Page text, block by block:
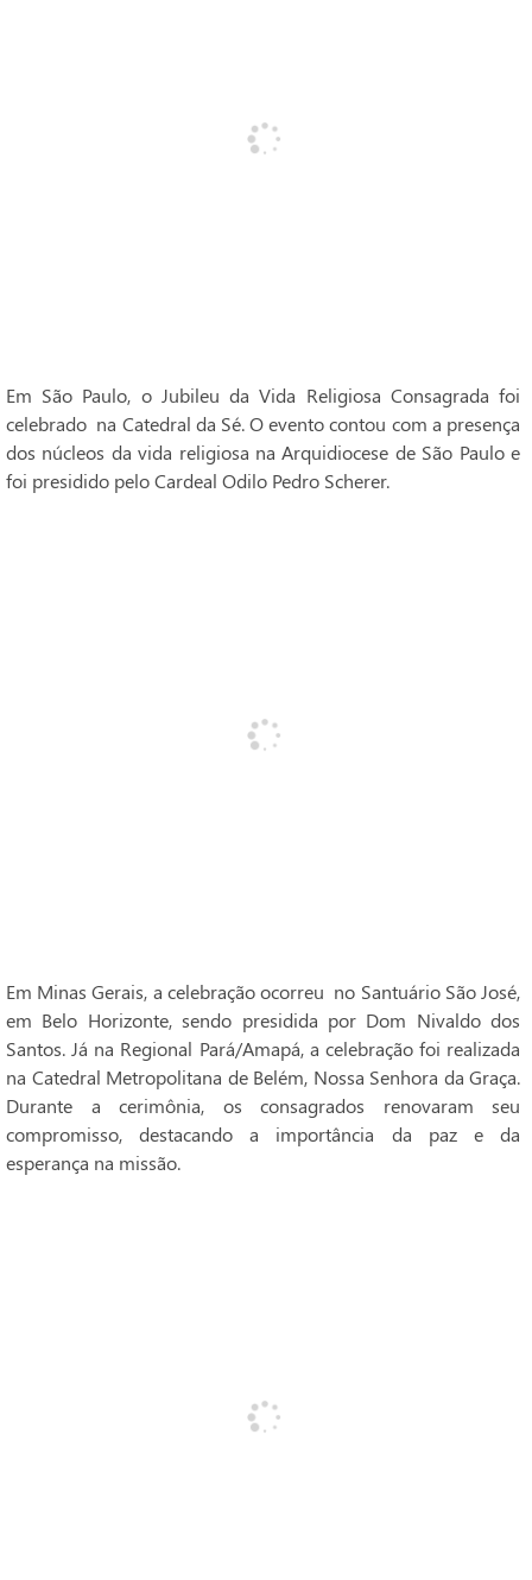
Em São Paulo, o Jubileu da Vida Religiosa Consagrada foi
celebrado na Catedral da Sé. O evento contou com a presença
dos núcleos da vida religiosa na Arquidiocese de São Paulo e
foi presidido pelo Cardeal Odilo Pedro Scherer.
Em Minas Gerais, a celebração ocorreu no Santuário São José,
em Belo Horizonte, sendo presidida por Dom Nivaldo dos
Santos. Já na Regional Pará/Amapá, a celebração foi realizada
na Catedral Metropolitana de Belém, Nossa Senhora da Graça.
Durante a cerimônia, os consagrados renovaram seu
compromisso, destacando a importância da paz e da
esperança na missão.